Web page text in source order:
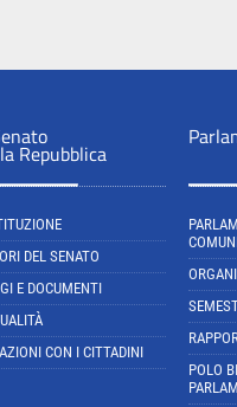
Repubblica
DEL SENATO
E DOCUMENTI
CON I CITTADINI
POLO